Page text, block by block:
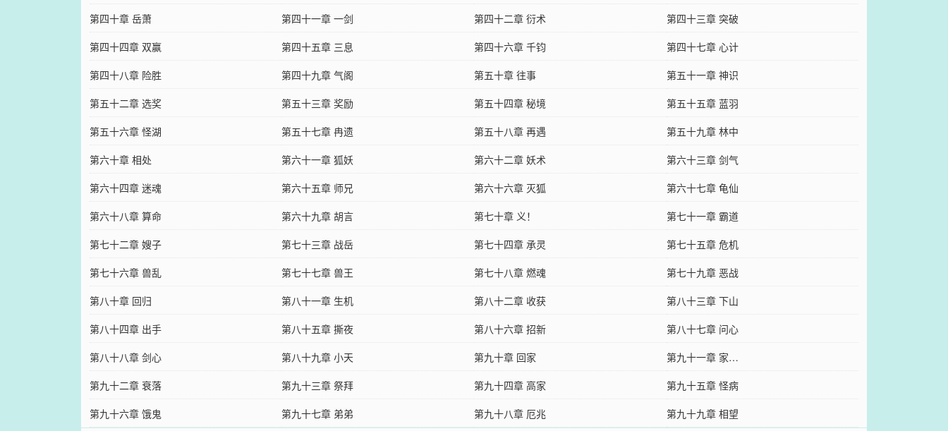
第四十章 岳萧
第四十一章 一剑 第四十二章 衍术
第四十三章 突破
第四十四章 双赢
第四十五章 三息 第四十六章 千钧
第四十七章 心计
第四十八章 险胜
第四十九章 气阁 第五十章 往事
第五十一章 神识
第五十二章 选奖
第五十三章 奖励 第五十四章 秘境
第五十五章 蓝羽
第五十六章 怪湖
第五十七章 冉遗 第五十八章 再遇
第五十九章 林中
第六十章 相处
第六十一章 狐妖 第六十二章 妖术
第六十三章 剑气
第六十四章 迷魂
第六十五章 师兄 第六十六章 灭狐
第六十七章 龟仙
第六十八章 算命
第六十九章 胡言 第七十章 义！
第七十一章 霸道
第七十二章 嫂子
第七十三章 战岳 第七十四章 承灵
第七十五章 危机
第七十六章 兽乱
第七十七章 兽王 第七十八章 燃魂
第七十九章 恶战
第八十章 回归
第八十一章 生机 第八十二章 收获
第八十三章 下山
第八十四章 出手
第八十五章 撕夜 第八十六章 招新
第八十七章 问心
第八十八章 剑心
第八十九章 小天 第九十章 回家
第九十一章 家…
第九十二章 衰落
第九十三章 祭拜 第九十四章 高家
第九十五章 怪病
第九十六章 饿鬼
第九十七章 弟弟 第九十八章 厄兆 第九十九章 相望